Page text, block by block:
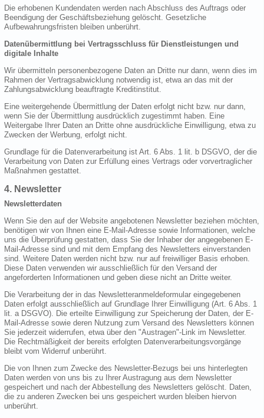
Die erhobenen Kundendaten werden nach Abschluss des Auftrags oder
Beendigung der Geschäftsbeziehung gelöscht. Gesetzliche
Aufbewahrungsfristen bleiben unberührt.
Datenübermittlung bei Vertragsschluss für Dienstleistungen und
digitale Inhalte
Wir übermitteln personenbezogene Daten an Dritte nur dann, wenn dies im
Rahmen der Vertragsabwicklung notwendig ist, etwa an das mit der
Zahlungsabwicklung beauftragte Kreditinstitut.
Eine weitergehende Übermittlung der Daten erfolgt nicht bzw. nur dann,
wenn Sie der Übermittlung ausdrücklich zugestimmt haben. Eine
Weitergabe Ihrer Daten an Dritte ohne ausdrückliche Einwilligung, etwa zu
Zwecken der Werbung, erfolgt nicht.
Grundlage für die Datenverarbeitung ist Art. 6 Abs. 1 lit. b DSGVO, der die
Verarbeitung von Daten zur Erfüllung eines Vertrags oder vorvertraglicher
Maßnahmen gestattet.
4. Newsletter
Newsletterdaten
Wenn Sie den auf der Website angebotenen Newsletter beziehen möchten,
benötigen wir von Ihnen eine E-Mail-Adresse sowie Informationen, welche
uns die Überprüfung gestatten, dass Sie der Inhaber der angegebenen E-
Mail-Adresse sind und mit dem Empfang des Newsletters einverstanden
sind. Weitere Daten werden nicht bzw. nur auf freiwilliger Basis erhoben.
Diese Daten verwenden wir ausschließlich für den Versand der
angeforderten Informationen und geben diese nicht an Dritte weiter.
Die Verarbeitung der in das Newsletteranmeldeformular eingegebenen
Daten erfolgt ausschließlich auf Grundlage Ihrer Einwilligung (Art. 6 Abs. 1
lit. a DSGVO). Die erteilte Einwilligung zur Speicherung der Daten, der E-
Mail-Adresse sowie deren Nutzung zum Versand des Newsletters können
Sie jederzeit widerrufen, etwa über den "Austragen"-Link im Newsletter.
Die Rechtmäßigkeit der bereits erfolgten Datenverarbeitungsvorgänge
bleibt vom Widerruf unberührt.
Die von Ihnen zum Zwecke des Newsletter-Bezugs bei uns hinterlegten
Daten werden von uns bis zu Ihrer Austragung aus dem Newsletter
gespeichert und nach der Abbestellung des Newsletters gelöscht. Daten,
die zu anderen Zwecken bei uns gespeichert wurden bleiben hiervon
unberührt.